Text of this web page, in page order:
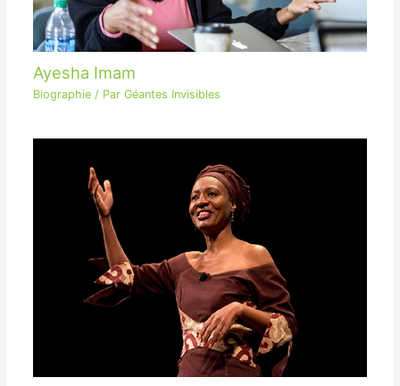
Ayesha Imam
Biographie/ Par Géantes Invisibles